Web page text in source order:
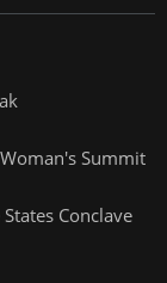
Summit
Conclave